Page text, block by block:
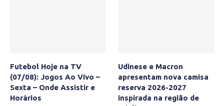
Futebol Hoje na TV
(07/08): Jogos Ao Vivo –
Sexta – Onde Assistir e
Horários
Udinese e Macron
apresentam nova camisa
reserva 2026-2027
inspirada na região de